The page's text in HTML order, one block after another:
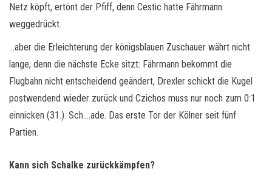
Netz köpft, ertönt der Pfiff, denn Cestic hatte Fährmann
weggedrückt.
…aber die Erleichterung der königsblauen Zuschauer währt nicht
lange, denn die nächste Ecke sitzt: Fährmann bekommt die
Flugbahn nicht entscheidend geändert, Drexler schickt die Kugel
postwendend wieder zurück und Czichos muss nur noch zum 0:1
einnicken (31.). Sch….ade. Das erste Tor der Kölner seit fünf
Partien.
Kann sich Schalke zurückkämpfen?